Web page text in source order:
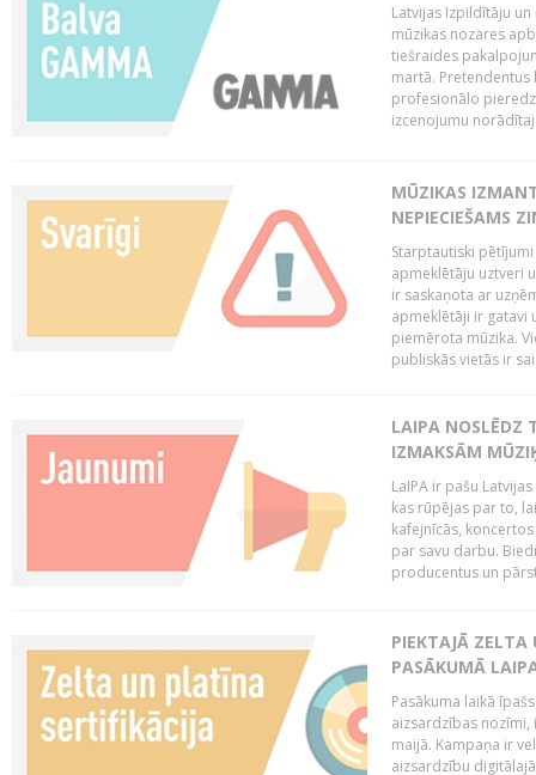
Latvijas Izpildītāju
mūzikas nozares
tiešraides
martā. Pretendentus
profesionālo
izcenojumu
MŪZIKAS
NEPIECIEŠAMS
Starptautiski
apmeklētāju uztveri
ir saskaņota ar
apmeklētāji ir gatavi
piemērota mūzika.
publiskās vietās ir
LAIPA NOSLĒDZ
IZMAKSĀM
LaIPA ir pašu
kas rūpējas par to,
kafejnīcās,
par savu darbu.
producentus un
PIEKTAJĀ ZELTA
PASĀKUMĀ
Pasākuma laikā
aizsardzības nozīmi,
maijā. Kampaņa ir
aizsardzību